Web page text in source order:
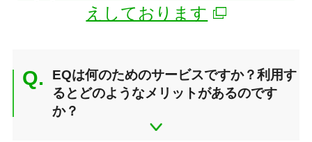
えしております
Q.
EQは何のためのサービスですか？利用す
るとどのようなメリットがあるのです
か？